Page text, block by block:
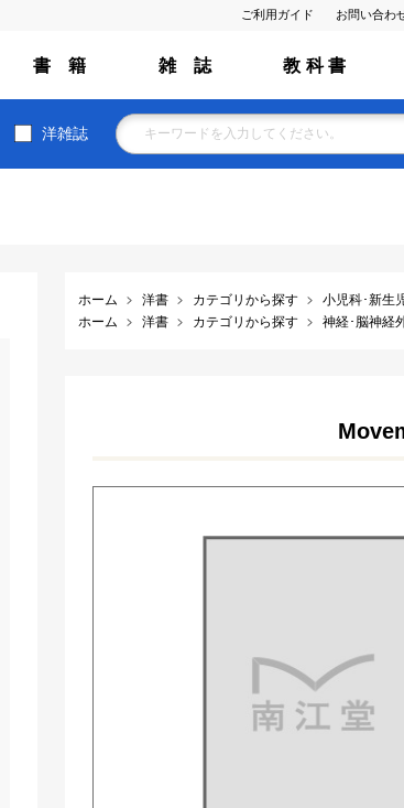
ご利用ガイド お問い合わ
書 籍 雑 誌 教 科 書
洋雑誌
ホーム 洋書 カテゴリから探す 小児科･新生
ホーム
洋書 カテゴリから探す 神経･脳神経